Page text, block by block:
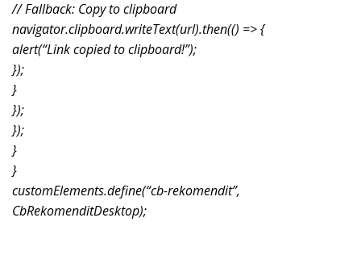
// Fallback: Copy to clipboard
navigator.clipboard.writeText(url).then(() => {
alert(“Link copied to clipboard!”);
});
}
});
});
}
}
customElements.define(“cb-rekomendit”,
CbRekomenditDesktop);